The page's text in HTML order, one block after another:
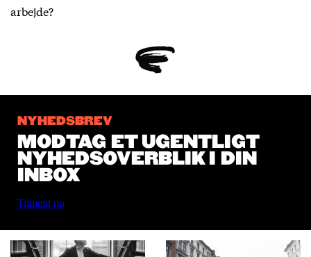
arbejde?
NYHEDSBREV
MODTAG ET UGENTLIGT
NYHEDSOVERBLIK I DIN
INBOX
Tilmeld nu